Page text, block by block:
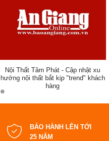
Nội Thất Tâm Phát - Cập nhật xu
hướng nội thất bắt kịp "trend" khách
hàng
BẢO HÀNH LÊN TỚI
25 NĂM